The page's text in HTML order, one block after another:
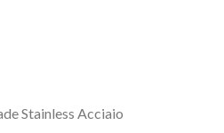
Stainless Acciaio